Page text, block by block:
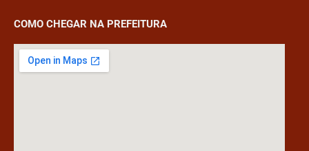
COMO CHEGAR NA PREFEITURA